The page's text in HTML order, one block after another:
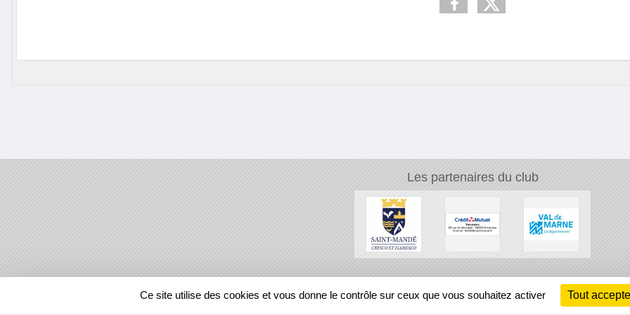
Les partenaires du club
REGIONS
Ce site utilise des cookies et vous donne le contrôle sur ceux que vous souhaitez activer Tout